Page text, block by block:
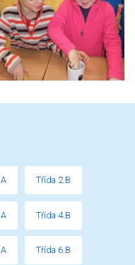
Třída 2.B
Třída 4.B
Třída 6.B